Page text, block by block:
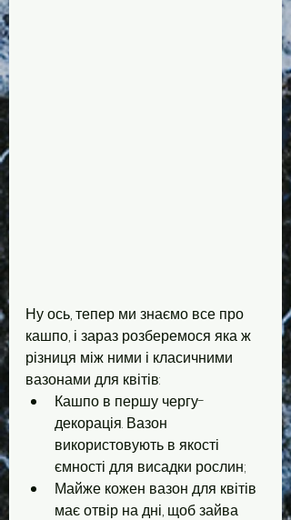
Ну ось, тепер ми знаємо все про
кашпо, і зараз розберемося яка ж
різниця між ними і класичними
вазонами для квітів:
Кашпо в першу чергу-
декорація. Вазон
використовують в якості
ємності для висадки рослин;
Майже кожен вазон для квітів
має отвір на дні, щоб зайва